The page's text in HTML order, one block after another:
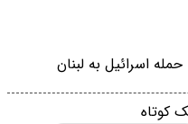
حمله اسرائیل به لبنان
کوتاه